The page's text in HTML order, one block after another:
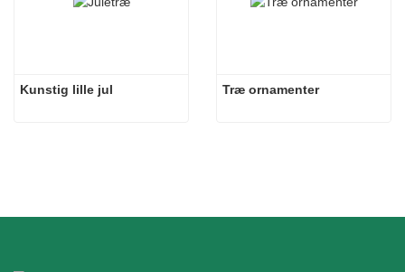
Kunstig lille jul Træ ornamenter